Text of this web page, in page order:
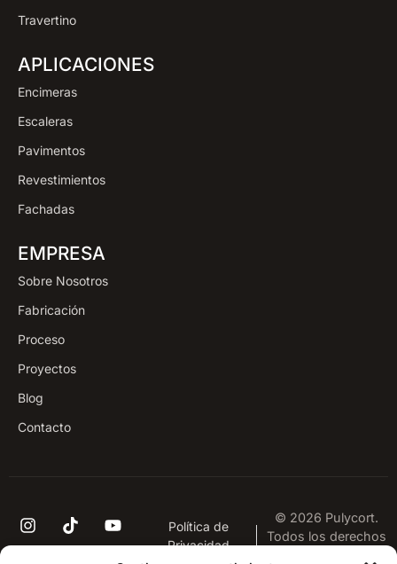
Travertino
APLICACIONES
Encimeras
Escaleras
Pavimentos
Revestimientos
Fachadas
EMPRESA
Sobre Nosotros
Fabricación
Proceso
Proyectos
Blog
Contacto
Política de
Privacidad
© 2026 Pulycort.
Todos los derechos